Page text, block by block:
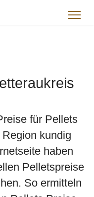
für Pellets
kundig
haben
Pelletspreise
So ermitteln